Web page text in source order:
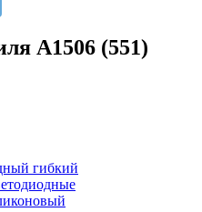
A1506 (551)
гибкий